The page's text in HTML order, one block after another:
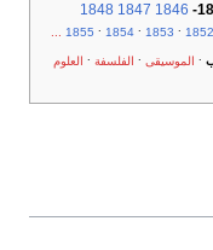
-
1846
1847
1848
1852
1853
1854
1855
...
الموسيقى الفلسفة
العلوم